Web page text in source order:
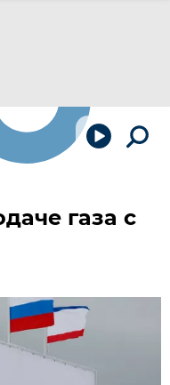
газа с